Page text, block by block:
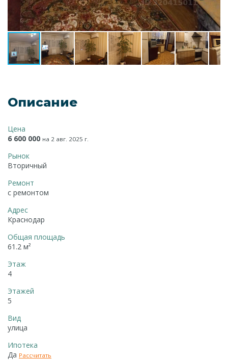
Описание
Цена
6 600 000 на 2 авг. 2025 г.
Рынок
Вторичный
Ремонт
с ремонтом
Адрес
Краснодар
Общая площадь
61.2 м²
Этаж
4
Этажей
5
Вид
улица
Ипотека
Да Рассчитать